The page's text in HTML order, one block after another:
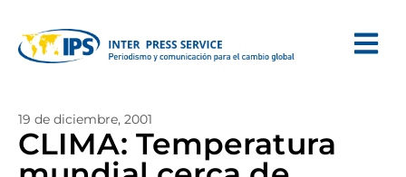
19 de diciembre, 2001
CLIMA: Temperatura